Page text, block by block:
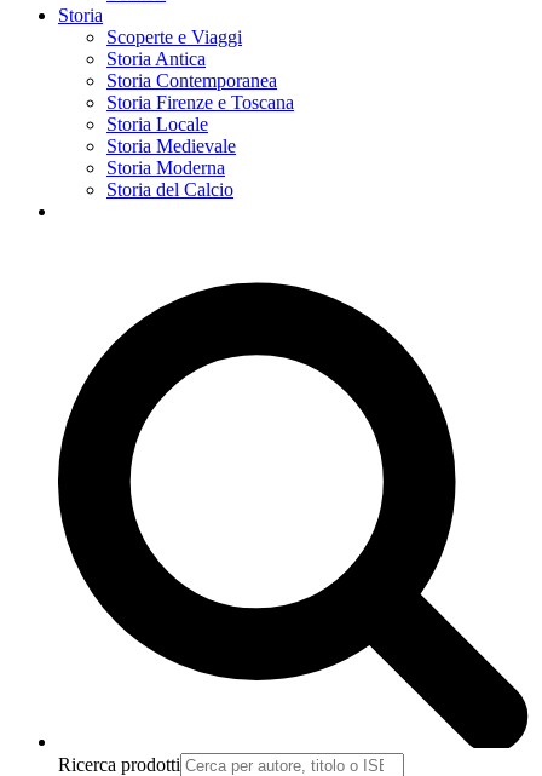
Storia
Scoperte e Viaggi
Storia Antica
Storia Contemporanea
Storia Firenze e Toscana
Storia Locale
Storia Medievale
Storia Moderna
Storia del Calcio
Ricerca prodotti